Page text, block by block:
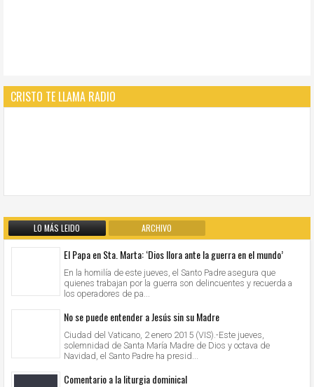
CRISTO TE LLAMA RADIO
LO MÁS LEIDO ARCHIVO
El Papa en Sta. Marta: ‘Dios llora ante la guerra en el mundo’
En la homilía de este jueves, el Santo Padre asegura que
quienes trabajan por la guerra son delincuentes y recuerda a
los operadores de pa...
No se puede entender a Jesús sin su Madre
Ciudad del Vaticano, 2 enero 2015 (VIS).-Este jueves,
solemnidad de Santa María Madre de Dios y octava de
Navidad, el Santo Padre ha presid...
Comentario a la liturgia dominical